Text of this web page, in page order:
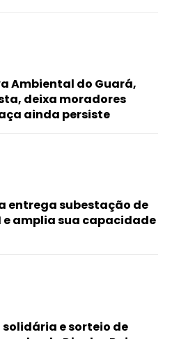
sit
sit
Ambiental do Guará,
deixa moradores
ainda persiste
entrega subestação de
e amplia sua capacidade
solidária e sorteio de